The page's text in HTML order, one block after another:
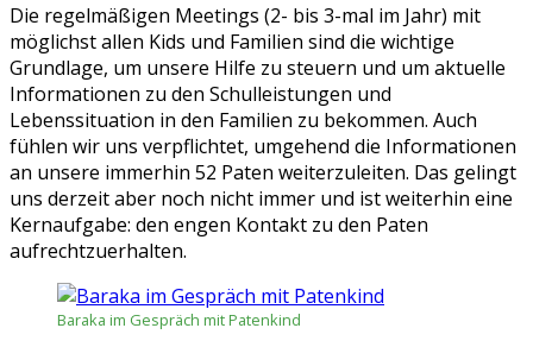
Die regelmäßigen Meetings (2- bis 3-mal im Jahr) mit
möglichst allen Kids und Familien sind die wichtige
Grundlage, um unsere Hilfe zu steuern und um aktuelle
Informationen zu den Schulleistungen und
Lebenssituation in den Familien zu bekommen. Auch
fühlen wir uns verpflichtet, umgehend die Informationen
an unsere immerhin 52 Paten weiterzuleiten. Das gelingt
uns derzeit aber noch nicht immer und ist weiterhin eine
Kernaufgabe: den engen Kontakt zu den Paten
aufrechtzuerhalten.
Baraka im Gespräch mit Patenkind